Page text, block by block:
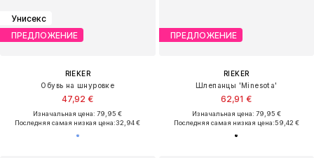
Унисекс
ПРЕДЛОЖЕНИЕ
RIEKER
Обувь на шнуровке
47,92 €
Изначальная цена: 79,95 €
Последняя самая низкая цена:32,94 €
ПРЕДЛОЖЕНИЕ
RIEKER
Шлепанцы 'Minesota'
62,91 €
Изначальная цена: 79,95 €
Последняя самая низкая цена:59,42 €